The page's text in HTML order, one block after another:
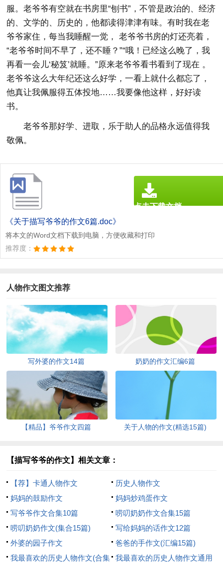
服。老爷爷有空就在书房里“刨书”，不管是政治的、经济
的、文学的、历史的，他都读得津津有味。有时我在老
爷爷家住，每当我睡醒一觉， 老爷爷书房的灯还亮着，
“老爷爷时间不早了，还不睡？”“哦！已经这么晚了，我
再看一会儿‘秘笈’就睡。”原来老爷爷看书看到了现在 。
老爷爷这么大年纪还这么好学，一看上就什么都忘了，
他真让我佩服得五体投地……我要像他这样，好好读
书。
老爷爷那好学、进取，乐于助人的品格永远值得我
敬佩。
《关于描写爷爷的作文6篇.doc》
将本文的Word文档下载到电脑，方便收藏和打印
推荐度：
点击下载文档
人物作文图文推荐
写外婆的作文14篇 奶奶的作文汇编6篇
【精品】爷爷作文四篇 关于人物的作文(精选15篇)
【描写爷爷的作文】相关文章：
【荐】卡通人物作文
历史人物作文
妈妈的鼓励作文
妈妈炒鸡蛋作文
写爷爷作文合集10篇
唠叨奶奶作文合集15篇
唠叨奶奶作文(集合15篇)
写给妈妈的话作文12篇
外婆的园子作文
爸爸的手作文(汇编15篇)
我最喜欢的历史人物作文(合集
我最喜欢的历史人物作文通用